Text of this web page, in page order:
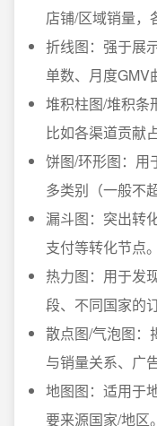
店铺/区域销量，
折线图：强于展
单数、月度GMV
堆积柱图/堆积条
比如各渠道贡献
饼图/环形图：用
多类别（一般不
漏斗图：突出转
支付等转化节点。
热力图：用于发
段、不同国家的
散点图/气泡图：
与销量关系、广
地图图：适用于
要来源国家/地区。